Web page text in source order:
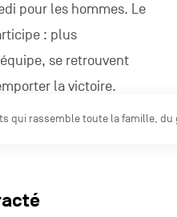
pour les hommes. Le
: plus
se retrouvent
la victoire.
qui rassemble toute la famille,